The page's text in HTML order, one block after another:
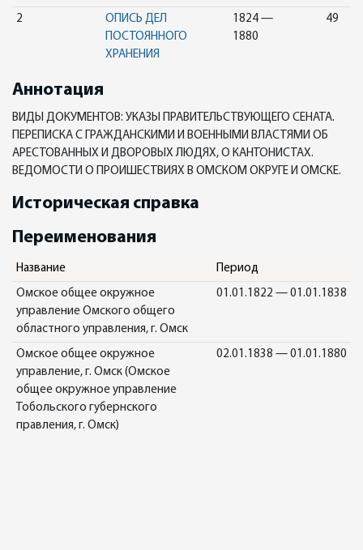
2
ОПИСЬ ДЕЛ
ПОСТОЯННОГО
ХРАНЕНИЯ
1824 —
1880
49
Аннотация
ВИДЫ ДОКУМЕНТОВ: УКАЗЫ ПРАВИТЕЛЬСТВУЮЩЕГО СЕНАТА.
ПЕРЕПИСКА С ГРАЖДАНСКИМИ И ВОЕННЫМИ ВЛАСТЯМИ ОБ
АРЕСТОВАННЫХ И ДВОРОВЫХ ЛЮДЯХ, О КАНТОНИСТАХ.
ВЕДОМОСТИ О ПРОИШЕСТВИЯХ В ОМСКОМ ОКРУГЕ И ОМСКЕ.
Историческая справка
Переименования
Название Период
Омское общее окружное
управление Омского общего
областного управления, г. Омск
01.01.1822 — 01.01.1838
Омское общее окружное
управление, г. Омск (Омское
общее окружное управление
Тобольского губернского
правления, г. Омск)
02.01.1838 — 01.01.1880